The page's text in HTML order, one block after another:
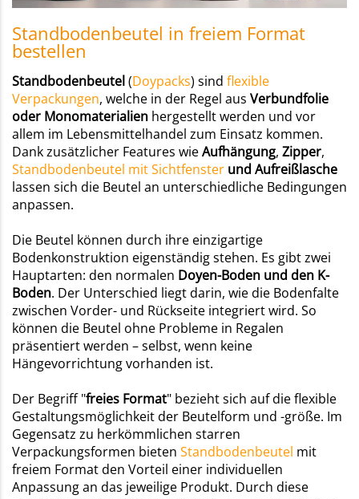
Standbodenbeutel in freiem Format
bestellen
Standbodenbeutel(Doypacks) sind flexible
Verpackungen, welche in der Regel aus Verbundfolie
oder Monomaterialien hergestellt werden und vor
allem im Lebensmittelhandel zum Einsatz kommen.
Dank zusätzlicher Features wieAufhängung, Zipper,
Standbodenbeutel mit Sichtfenster und Aufreißlasche
lassen sich die Beutel an unterschiedliche Bedingungen
anpassen.
Die Beutel können durch ihre einzigartige
Bodenkonstruktion eigenständig stehen. Es gibt zwei
Hauptarten: den normalen Doyen-Boden und den K-
Boden. Der Unterschied liegt darin, wie die Bodenfalte
zwischen Vorder- und Rückseite integriert wird. So
können die Beutel ohne Probleme in Regalen
präsentiert werden – selbst, wenn keine
Hängevorrichtung vorhanden ist.
Der Begriff "freies Format" bezieht sich auf die flexible
Gestaltungsmöglichkeit der Beutelform und -größe. Im
Gegensatz zu herkömmlichen starren
Verpackungsformen bieten Standbodenbeutel mit
freiem Format den Vorteil einer individuellen
Anpassung an das jeweilige Produkt. Durch diese